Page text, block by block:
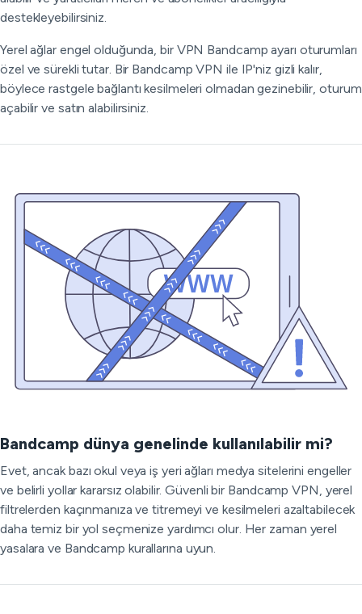
destekleyebilirsiniz.
Yerel ağlar engel olduğunda, bir VPN Bandcamp ayarı oturumları
özel ve sürekli tutar. Bir Bandcamp VPN ile IP'niz gizli kalır,
böylece rastgele bağlantı kesilmeleri olmadan gezinebilir, oturum
açabilir ve satın alabilirsiniz.
Bandcamp dünya genelinde kullanılabilir mi?
Evet, ancak bazı okul veya iş yeri ağları medya sitelerini engeller
ve belirli yollar kararsız olabilir. Güvenli bir Bandcamp VPN, yerel
filtrelerden kaçınmanıza ve titremeyi ve kesilmeleri azaltabilecek
daha temiz bir yol seçmenize yardımcı olur. Her zaman yerel
yasalara ve Bandcamp kurallarına uyun.